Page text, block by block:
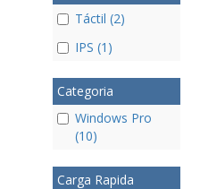
Táctil (2)
IPS (1)
Categoria
Windows Pro
(10)
Carga Rapida